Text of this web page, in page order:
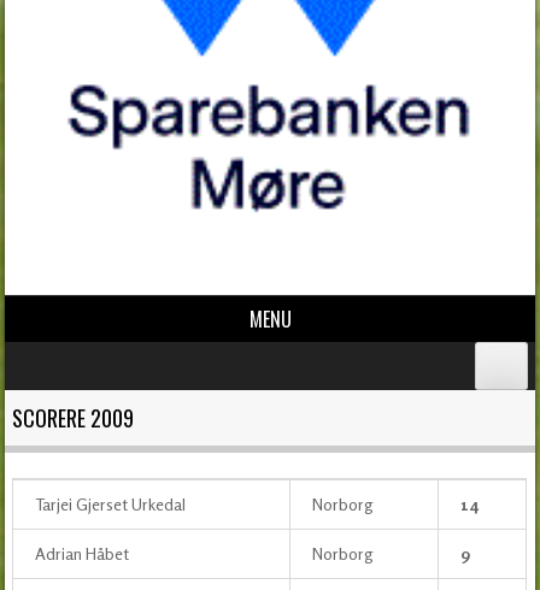
MENU
SCORERE 2009
Tarjei Gjerset Urkedal Norborg 14
Adrian Håbet Norborg 9